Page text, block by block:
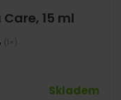
15 ml
(1×)
Skladem